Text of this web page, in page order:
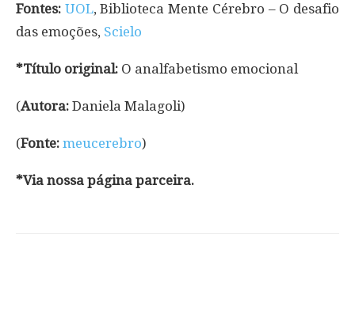
Fontes: UOL, Biblioteca Mente Cérebro – O desafio
das emoções, Scielo
*Título original: O analfabetismo emocional
(Autora: Daniela Malagoli)
(Fonte: meucerebro)
*Via nossa página parceira.